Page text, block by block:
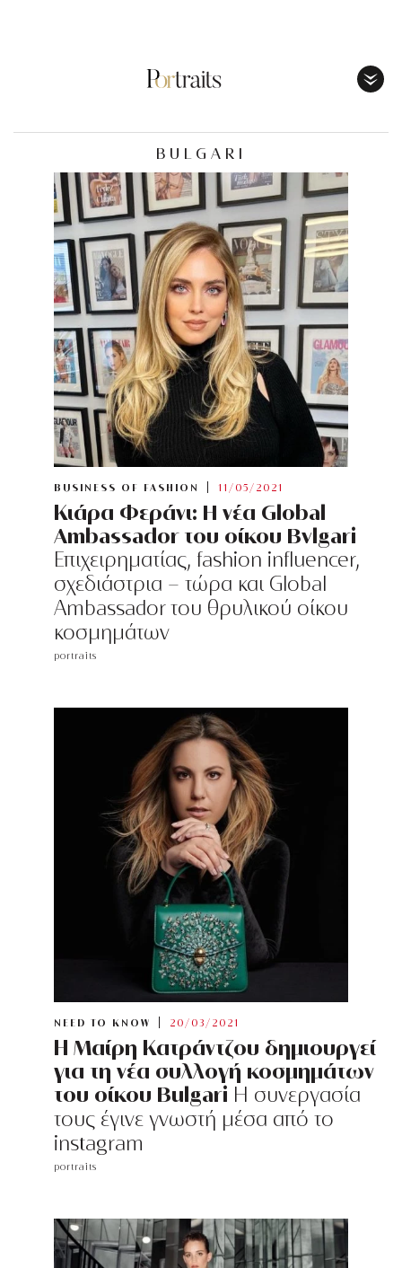
BULGARI
BUSINESS OF FASHION 11/05/2021
Κιάρα Φεράνι: H νέα Global
Ambassador του οίκου Bvlgari
Επιχειρηματίας, fashion influencer,
σχεδιάστρια - τώρα και Global
Ambassador του θρυλικού οίκου
κοσμημάτων
portraits
NEED TO KNOW 20/03/2021
Η Mαίρη Κατράντζου δημιουργεί
για τη νέα συλλογή κοσμημάτων
του οίκου Bulgari Η συνεργασία
τους έγινε γνωστή μέσα από το
instagram
portraits